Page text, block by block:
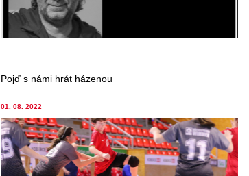
Pojď s námi hrát házenou
01. 08. 2022